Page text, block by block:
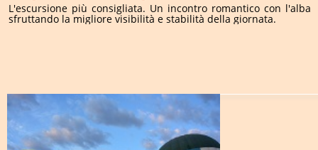
L'escursione più consigliata. Un incontro romantico con l'alba
sfruttando la migliore visibilità e stabilità della giornata.